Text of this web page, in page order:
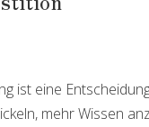
ist eine
mehr Wissen